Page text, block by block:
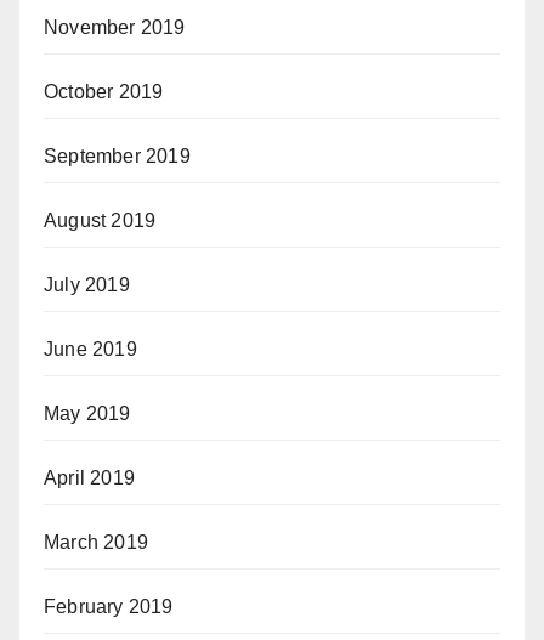
November 2019
October 2019
September 2019
August 2019
July 2019
June 2019
May 2019
April 2019
March 2019
February 2019